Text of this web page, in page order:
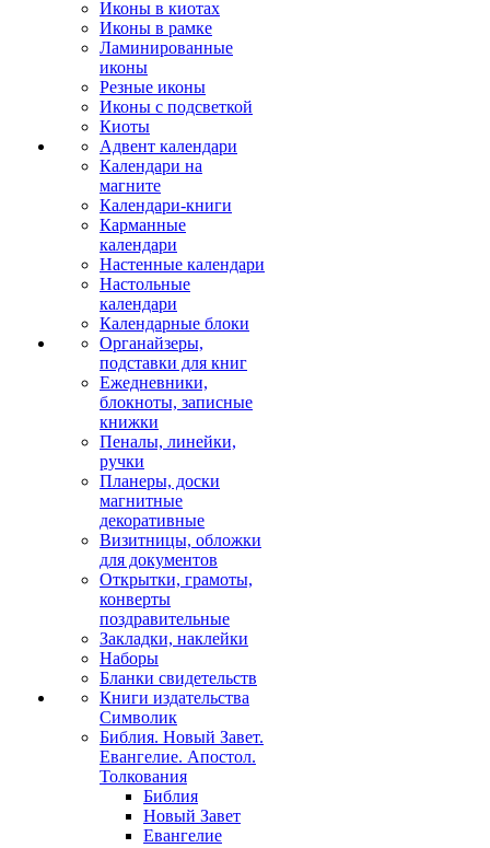
Иконы в киотах
Иконы в рамке
Ламинированные
иконы
Резные иконы
Иконы с подсветкой
Киоты
Адвент календари
Календари на
магните
Календари-книги
Карманные
календари
Настенные календари
Настольные
календари
Календарные блоки
Органайзеры,
подставки для книг
Ежедневники,
блокноты, записные
книжки
Пеналы, линейки,
ручки
Планеры, доски
магнитные
декоративные
Визитницы, обложки
для документов
Открытки, грамоты,
конверты
поздравительные
Закладки, наклейки
Наборы
Бланки свидетельств
Книги издательства
Символик
Библия. Новый Завет.
Евангелие. Апостол.
Толкования
Библия
Новый Завет
Евангелие